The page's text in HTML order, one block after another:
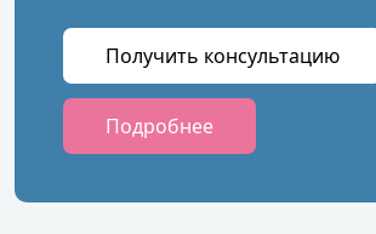
Получить консультацию
Подробнее